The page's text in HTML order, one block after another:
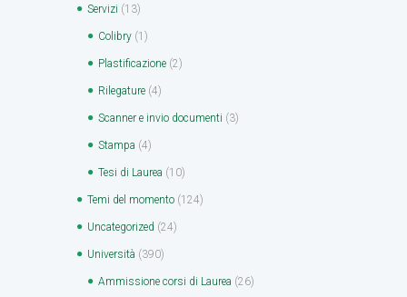
Servizi (13)
Colibry (1)
Plastificazione (2)
Rilegature (4)
Scanner e invio documenti (3)
Stampa (4)
Tesi di Laurea (10)
Temi del momento (124)
Uncategorized (24)
Università (390)
Ammissione corsi di Laurea (26)